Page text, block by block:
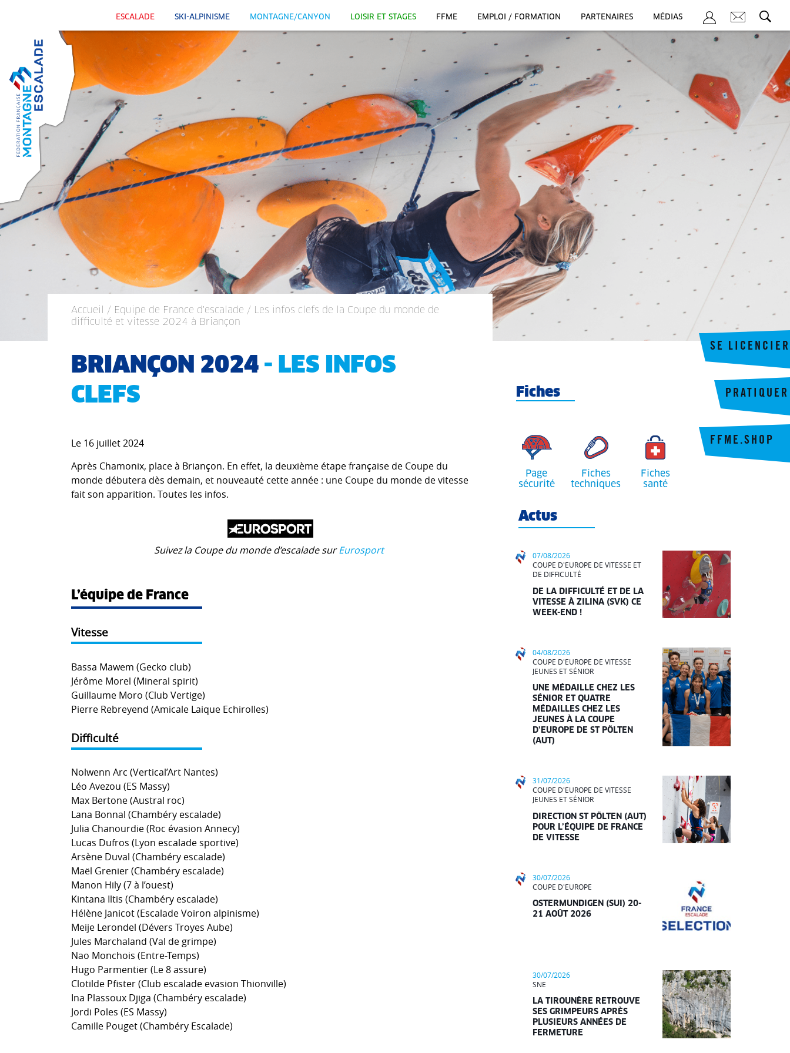
ESCALADE SKI-ALPINISME MONTAGNE/CANYON LOISIR ET STAGES FFME EMPLOI / FORMATION PARTENAIRES MÉDIAS
SE LICENCIER
FFME.SHOP
PRATIQUER
Accueil / Equipe de France d'escalade / Les infos clefs de la Coupe du monde de
difficulté et vitesse 2024 à Briançon
BRIANÇON 2024 - LES INFOS
CLEFS
Le 16 juillet 2024
Après Chamonix, place à Briançon. En effet, la deuxième étape française de Coupe du
monde débutera dès demain, et nouveauté cette année : une Coupe du monde de vitesse
fait son apparition. Toutes les infos.
Suivez la Coupe du monde d’escalade surEurosport
L’équipe de France
Vitesse
Bassa Mawem (Gecko club)
Jérôme Morel (Mineral spirit)
Guillaume Moro (Club Vertige)
Pierre Rebreyend (Amicale Laique Echirolles)
Difficulté
Nolwenn Arc (Vertical’Art Nantes)
Léo Avezou (ES Massy)
Max Bertone (Austral roc)
Lana Bonnal (Chambéry escalade)
Julia Chanourdie (Roc évasion Annecy)
Lucas Dufros (Lyon escalade sportive)
Arsène Duval (Chambéry escalade)
Maël Grenier (Chambéry escalade)
Manon Hily (7 à l’ouest)
Kintana Iltis (Chambéry escalade)
Hélène Janicot (Escalade Voiron alpinisme)
Meije Lerondel (Dévers Troyes Aube)
Jules Marchaland (Val de grimpe)
Nao Monchois (Entre-Temps)
Hugo Parmentier (Le 8 assure)
Clotilde Pfister (Club escalade evasion Thionville)
Ina Plassoux Djiga (Chambéry escalade)
Jordi Poles (ES Massy)
Camille Pouget (Chambéry Escalade)
Fiches
Page
sécurité
Fiches
techniques
Fiches
santé
Actus
07/08/2026
COUPE D'EUROPE DE VITESSE ET
DE DIFFICULTÉ
DE LA DIFFICULTÉ ET DE LA
VITESSE À ZILINA (SVK) CE
WEEK-END !
04/08/2026
COUPE D'EUROPE DE VITESSE
JEUNES ET SÉNIOR
UNE MÉDAILLE CHEZ LES
SÉNIOR ET QUATRE
MÉDAILLES CHEZ LES
JEUNES À LA COUPE
D’EUROPE DE ST PÖLTEN
(AUT)
31/07/2026
COUPE D'EUROPE DE VITESSE
JEUNES ET SÉNIOR
DIRECTION ST PÖLTEN (AUT)
POUR L’ÉQUIPE DE FRANCE
DE VITESSE
30/07/2026
COUPE D'EUROPE
OSTERMUNDIGEN (SUI) 20-
21 AOÛT 2026
30/07/2026
SNE
LA TIROUNÈRE RETROUVE
SES GRIMPEURS APRÈS
PLUSIEURS ANNÉES DE
FERMETURE